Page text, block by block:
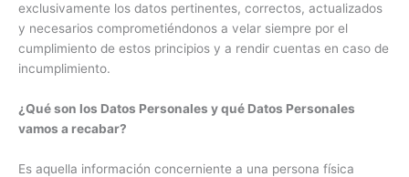
exclusivamente los datos pertinentes, correctos, actualizados
y necesarios comprometiéndonos a velar siempre por el
cumplimiento de estos principios y a rendir cuentas en caso de
incumplimiento.
¿Qué son los Datos Personales y qué Datos Personales
vamos a recabar?
Es aquella información concerniente a una persona física